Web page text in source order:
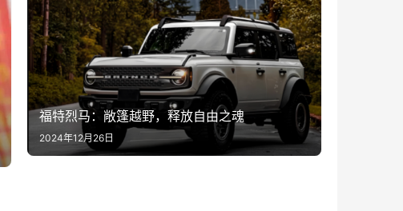
福特烈马：敞篷越野，释放自由之魂
2024年12月26日